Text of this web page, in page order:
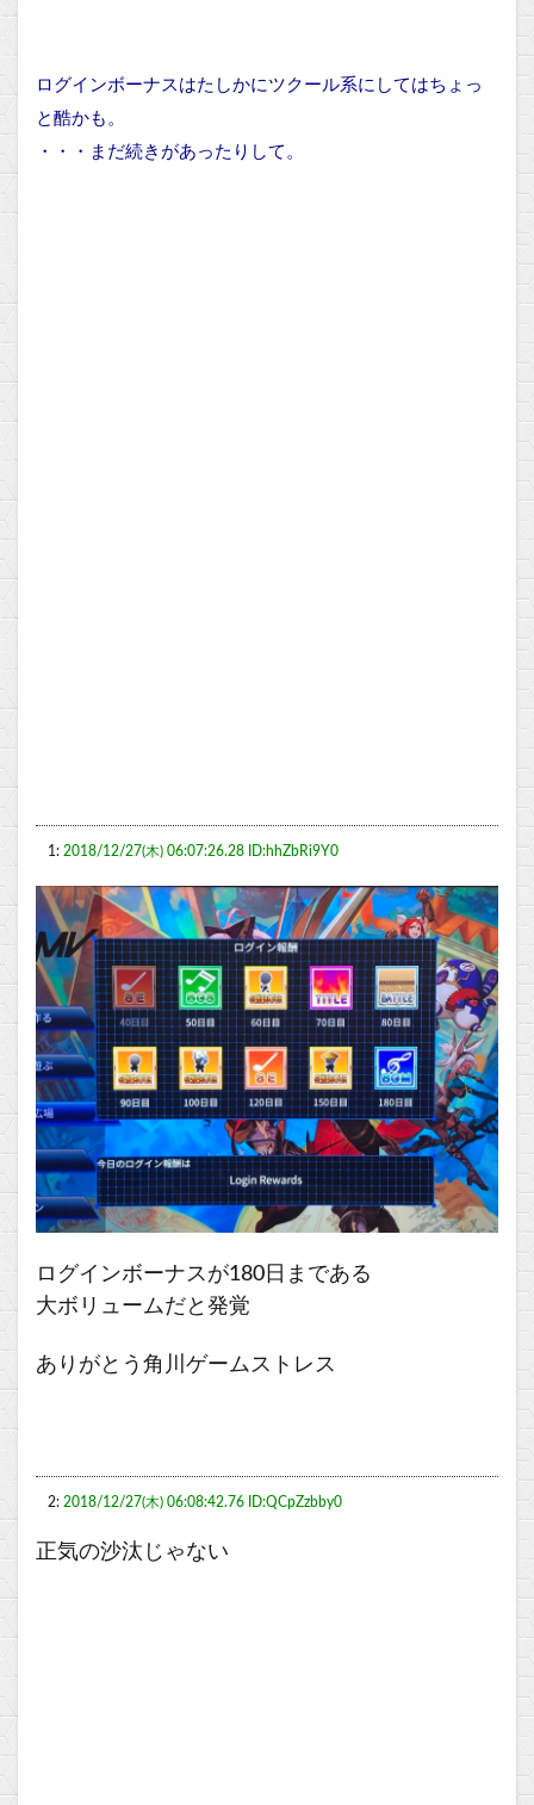
ログインボーナスはたしかにツクール系にしてはちょっ
と酷かも。
・・・まだ続きがあったりして。
1: 2018/12/27(木) 06:07:26.28 ID:hhZbRi9Y0
ログインボーナスが180日まである
大ボリュームだと発覚
ありがとう角川ゲームストレス
2: 2018/12/27(木) 06:08:42.76 ID:QCpZzbby0
正気の沙汰じゃない